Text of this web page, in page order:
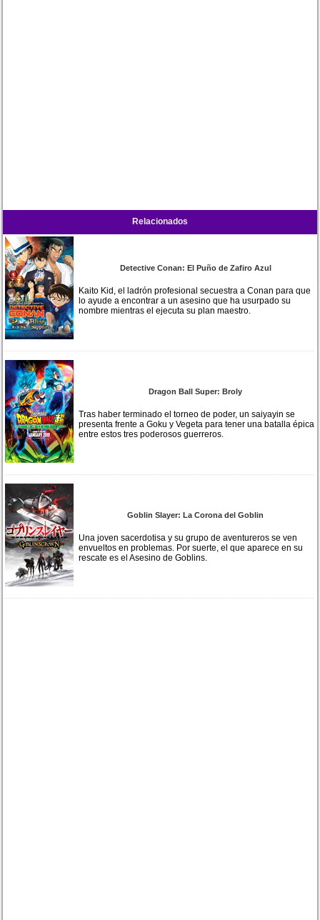
Relacionados
Detective Conan: El Puño de Zafiro Azul
Kaito Kid, el ladrón profesional secuestra a Conan para que
lo ayude a encontrar a un asesino que ha usurpado su
nombre mientras el ejecuta su plan maestro.
Dragon Ball Super: Broly
Tras haber terminado el torneo de poder, un saiyayin se
presenta frente a Goku y Vegeta para tener una batalla épica
entre estos tres poderosos guerreros.
Goblin Slayer: La Corona del Goblin
Una joven sacerdotisa y su grupo de aventureros se ven
envueltos en problemas. Por suerte, el que aparece en su
rescate es el Asesino de Goblins.